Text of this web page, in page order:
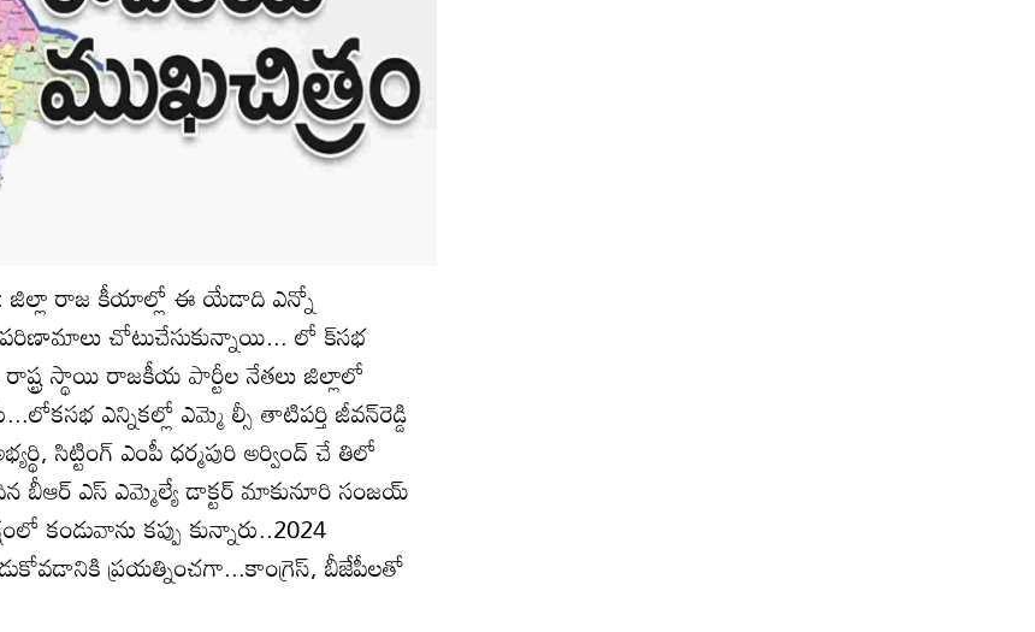
జిల్లా రాజ కీయాల్లో ఈ యేడాది ఎన్నో
చోటుచేసుకున్నాయి... లో క్‌సభ
స్థాయి రాజకీయ పార్టీల నేతలు జిల్లాలో
ఎన్నికల్లో ఎమ్మె ల్సీ తాటిపర్తి జీవన్‌రెడ్డి
సిట్టింగ్‌ ఎంపీ ధర్మపురి అర్వింద్‌ చే తిలో
బీఆర్‌ ఎస్‌ ఎమ్మెల్యే డాక్టర్‌ మాకునూరి సంజయ్‌
కండువాను కప్పు కున్నారు..2024
ప్రయత్నించగా...కాంగ్రెస్‌, బీజేపీలతో